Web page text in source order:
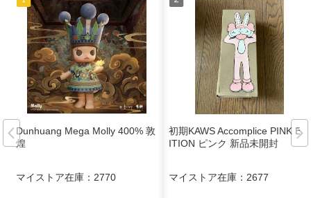
Dunhuang Mega Molly 400% 敦
煌
マイストア在庫： 2770
初期KAWS Accomplice PINK ED
ITION ピンク 新品未開封
マイストア在庫： 2677